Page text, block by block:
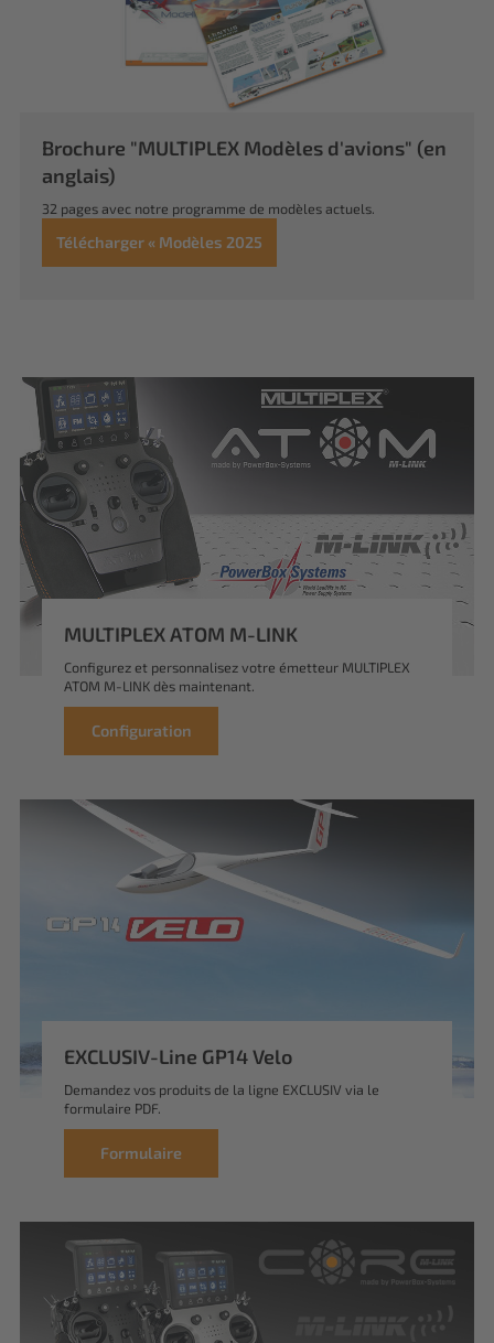
Brochure "MULTIPLEX Modèles d'avions" (en
anglais)
32 pages avec notre programme de modèles actuels.
Télécharger « Modèles 2025
MULTIPLEX ATOM M-LINK
Configurez et personnalisez votre émetteur MULTIPLEX
ATOM M-LINK dès maintenant.
Configuration
EXCLUSIV-Line GP14 Velo
Demandez vos produits de la ligne EXCLUSIV via le
formulaire PDF.
Formulaire